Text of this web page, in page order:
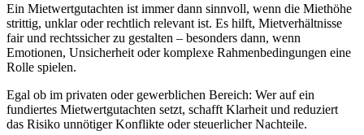
Ein Mietwertgutachten ist immer dann sinnvoll, wenn die Miethöhe
strittig, unklar oder rechtlich relevant ist. Es hilft, Mietverhältnisse
fair und rechtssicher zu gestalten – besonders dann, wenn
Emotionen, Unsicherheit oder komplexe Rahmenbedingungen eine
Rolle spielen.
Egal ob im privaten oder gewerblichen Bereich: Wer auf ein
fundiertes Mietwertgutachten setzt, schafft Klarheit und reduziert
das Risiko unnötiger Konflikte oder steuerlicher Nachteile.